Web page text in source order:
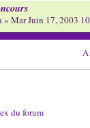
» Mar Juin 17, 2003
du forum